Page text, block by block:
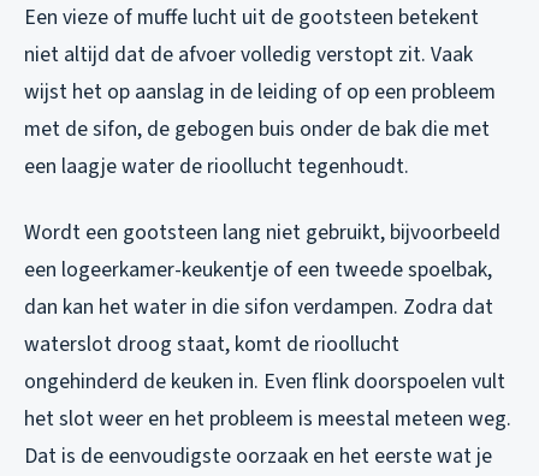
Een vieze of muffe lucht uit de gootsteen betekent
niet altijd dat de afvoer volledig verstopt zit. Vaak
wijst het op aanslag in de leiding of op een probleem
met de sifon, de gebogen buis onder de bak die met
een laagje water de rioollucht tegenhoudt.
Wordt een gootsteen lang niet gebruikt, bijvoorbeeld
een logeerkamer-keukentje of een tweede spoelbak,
dan kan het water in die sifon verdampen. Zodra dat
waterslot droog staat, komt de rioollucht
ongehinderd de keuken in. Even flink doorspoelen vult
het slot weer en het probleem is meestal meteen weg.
Dat is de eenvoudigste oorzaak en het eerste wat je